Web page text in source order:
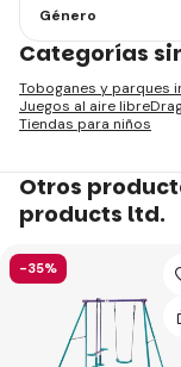
Género
Categorías
Toboganes y parques
Juegos al aire libre
Tiendas para niños
Otros
products ltd.
-35%